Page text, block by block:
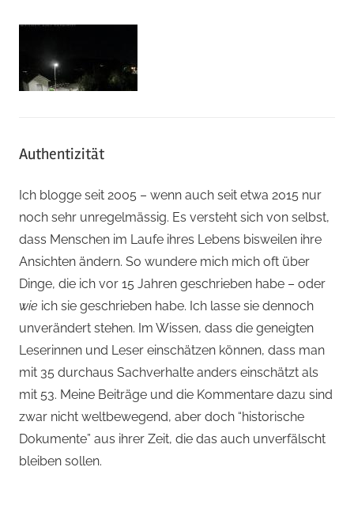
Authentizität
Ich blogge seit 2005 – wenn auch seit etwa 2015 nur
noch sehr unregelmässig. Es versteht sich von selbst,
dass Menschen im Laufe ihres Lebens bisweilen ihre
Ansichten ändern. So wundere mich mich oft über
Dinge, die ich vor 15 Jahren geschrieben habe – oder
wie ich sie geschrieben habe. Ich lasse sie dennoch
unverändert stehen. Im Wissen, dass die geneigten
Leserinnen und Leser einschätzen können, dass man
mit 35 durchaus Sachverhalte anders einschätzt als
mit 53. Meine Beiträge und die Kommentare dazu sind
zwar nicht weltbewegend, aber doch “historische
Dokumente” aus ihrer Zeit, die das auch unverfälscht
bleiben sollen.